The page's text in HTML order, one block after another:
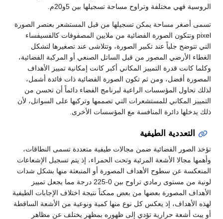
الروسية فهي مختلفة وتراوح مساحة تسجيلها بين 5و20م.
تسمى أصغر مساحة يمكن تسجيلها من قبل المستشعر بعنصر الصورة
pixel وتتكون الصورة الفضائية من ملايين المصفوفات كالفسيفساء
التي تتوضح جلياً عند تكبير الصورة، وتتلاشى عند تصغيرها لتشكل
الغطاء الأرضي المصور من قبل الساتل الصنعي أو المركبة الفضائية،
وكلما كانت قدرة التمييز المكاني أكبر كانت إمكانية تمييز الأهداف
المصورة أفضل، ومن ثم تكون الصورة الفضائية ذات فائدة أشمل،
لذلك تحاول المؤسسات الراعية لبرنامج الفضاء دائماً أن تحسن من
التمييز المكاني للمستشعرات التي تصممها وتركبها على السواتل، لأن
ذلك يدخلها دائرة المنافسة مع المؤسسات الأخرى.
التعددية الطيفية
تؤخذ الصور الفضائية ضمن مجالات طيفية متعددة تسمى النطاقات،
وأهمها مجالا الأشعة المرئية وتحت الحمراء، إذ يتم تسجيل الإشعاعات
المنعكسة عن سطوح الأهداف المصورة أو المنبعثة منها بشكل شدات
لونية من مستوى رمادي تراوح بين 0-225 درجة مما يجعل تمييز
الأهداف المصورة بعضها من بعض ممكناً نتيجة اختلاف الإجابات الطيفية
لهذه الأهداف، إذ يعكس كل نوع منها كمية ونوعية من الأشعة الساقطة
أو يبث أشعة حرارية تؤدي إلى ظهوره بمظهر يختلف عن مظاهر